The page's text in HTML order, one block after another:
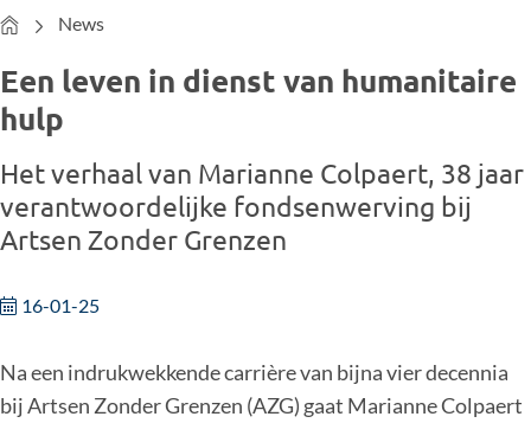
HomeNews
Een leven in dienst van humanitaire
hulp
Het verhaal van Marianne Colpaert, 38 jaar
verantwoordelijke fondsenwerving bij
Artsen Zonder Grenzen
16-01-25
Na een indrukwekkende carrière van bijna vier decennia
bij Artsen Zonder Grenzen (AZG) gaat Marianne Colpaert